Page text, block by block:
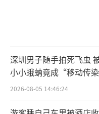
图为检察官讯
我发现他挺好
雪某在供述中
深圳男子随手拍死飞虫
小小蛾蚋竟成“移动传
2026-08-05 14:46:24